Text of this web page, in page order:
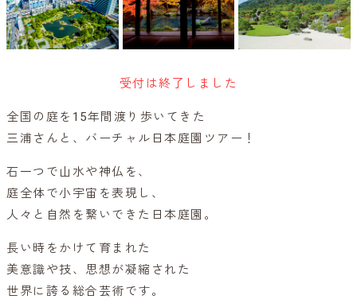
受付は終了しました
全国の庭を15年間渡り歩いてきた
三浦さんと、バーチャル日本庭園ツアー！
石一つで山水や神仏を、
庭全体で小宇宙を表現し、
人々と自然を繋いできた日本庭園。
長い時をかけて育まれた
美意識や技、思想が凝縮された
世界に誇る総合芸術です。